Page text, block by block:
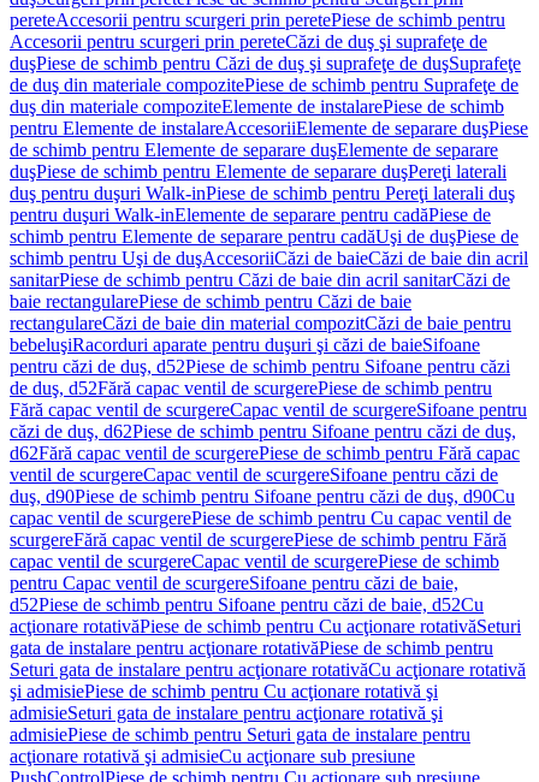
pereteAccesorii pentru scurgeri prin peretePiese de schimb pentru
Accesorii pentru scurgeri prin pereteCăzi de duş şi suprafeţe de
duşPiese de schimb pentru Căzi de duş şi suprafeţe de duşSuprafeţe
de duş din materiale compozitePiese de schimb pentru Suprafeţe de
duş din materiale compoziteElemente de instalarePiese de schimb
pentru Elemente de instalareAccesoriiElemente de separare duşPiese
de schimb pentru Elemente de separare duşElemente de separare
duşPiese de schimb pentru Elemente de separare duşPereţi laterali
duş pentru duşuri Walk-inPiese de schimb pentru Pereţi laterali duş
pentru duşuri Walk-inElemente de separare pentru cadăPiese de
schimb pentru Elemente de separare pentru cadăUşi de duşPiese de
schimb pentru Uşi de duşAccesoriiCăzi de baieCăzi de baie din acril
sanitarPiese de schimb pentru Căzi de baie din acril sanitarCăzi de
baie rectangularePiese de schimb pentru Căzi de baie
rectangulareCăzi de baie din material compozitCăzi de baie pentru
bebeluşiRacorduri aparate pentru duşuri şi căzi de baieSifoane
pentru căzi de duş, d52Piese de schimb pentru Sifoane pentru căzi
de duş, d52Fără capac ventil de scurgerePiese de schimb pentru
Fără capac ventil de scurgereCapac ventil de scurgereSifoane pentru
căzi de duş, d62Piese de schimb pentru Sifoane pentru căzi de duş,
d62Fără capac ventil de scurgerePiese de schimb pentru Fără capac
ventil de scurgereCapac ventil de scurgereSifoane pentru căzi de
duş, d90Piese de schimb pentru Sifoane pentru căzi de duş, d90Cu
capac ventil de scurgerePiese de schimb pentru Cu capac ventil de
scurgereFără capac ventil de scurgerePiese de schimb pentru Fără
capac ventil de scurgereCapac ventil de scurgerePiese de schimb
pentru Capac ventil de scurgereSifoane pentru căzi de baie,
d52Piese de schimb pentru Sifoane pentru căzi de baie, d52Cu
acţionare rotativăPiese de schimb pentru Cu acţionare rotativăSeturi
gata de instalare pentru acţionare rotativăPiese de schimb pentru
Seturi gata de instalare pentru acţionare rotativăCu acţionare rotativă
şi admisiePiese de schimb pentru Cu acţionare rotativă şi
admisieSeturi gata de instalare pentru acţionare rotativă şi
admisiePiese de schimb pentru Seturi gata de instalare pentru
acţionare rotativă şi admisieCu acţionare sub presiune
PushControlPiese de schimb pentru Cu acţionare sub presiune